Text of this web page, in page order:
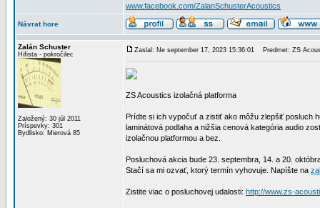
www.facebook.com/ZalanSchusterAcoustics
Návrat hore
Zalán Schuster
Hifista - pokročilec
Založený: 30 júl 2011
Príspevky: 301
Bydlisko: Mierová 85
Zaslal: Ne september 17, 2023 15:36:01 Predmet: ZS
ZS Acoustics izolačná platforma
Prídte si ich vypočuť a zistiť ako môžu zlepšiť posluch
laminátová podlaha a nižšia cenová kategória audio
izolačnou platformou a bez.
Posluchová akcia bude 23. septembra, 14. a 20.
Stačí sa mi ozvať, ktorý termín vyhovuje. Napíšte na
Zistite viac o posluchovej udalosti: http://www.zs-